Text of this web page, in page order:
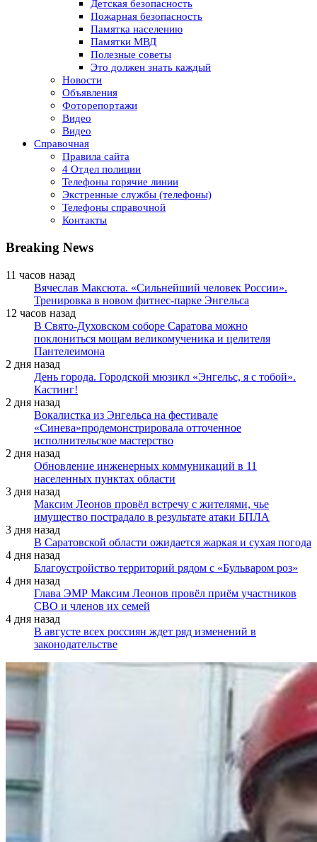
Детская безопасность
Пожарная безопасность
Памятка населению
Памятки МВД
Полезные советы
Это должен знать каждый
Новости
Объявления
Фоторепортажи
Видео
Видео
Справочная
Правила сайта
4 Отдел полиции
Телефоны горячие линии
Экстренные службы (телефоны)
Телефоны справочной
Контакты
Breaking News
11 часов назад
Вячеслав Максюта. «Сильнейший человек России».
Тренировка в новом фитнес-парке Энгельса
12 часов назад
В Свято-Духовском соборе Саратова можно
поклониться мощам великомученика и целителя
Пантелеимона
2 дня назад
День города. Городской мюзикл «Энгельс, я с тобой».
Кастинг!
2 дня назад
Вокалистка из Энгельса на фестивале
«Синева»продемонстрировала отточенное
исполнительское мастерство
2 дня назад
Обновление инженерных коммуникаций в 11
населенных пунктах области
3 дня назад
Максим Леонов провёл встречу с жителями, чье
имущество пострадало в результате атаки БПЛА
3 дня назад
В Саратовской области ожидается жаркая и сухая погода
4 дня назад
Благоустройство территорий рядом с «Бульваром роз»
4 дня назад
Глава ЭМР Максим Леонов провёл приём участников
СВО и членов их семей
4 дня назад
В августе всех россиян ждет ряд изменений в
законодательстве